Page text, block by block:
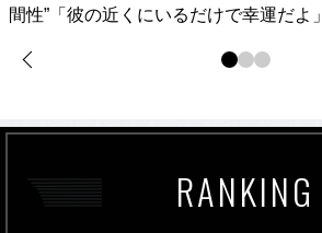
間性”「彼の近くにいるだけで幸運だよ」
RANKING